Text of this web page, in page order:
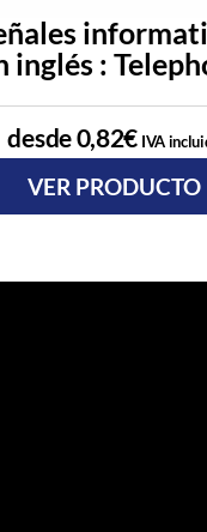
inglés :
desde0,82€ IVA
VER PRODUCTO